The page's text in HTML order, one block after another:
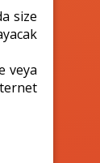
size
veya